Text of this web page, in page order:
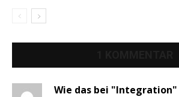
Wie das bei